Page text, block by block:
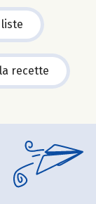
liste
recette